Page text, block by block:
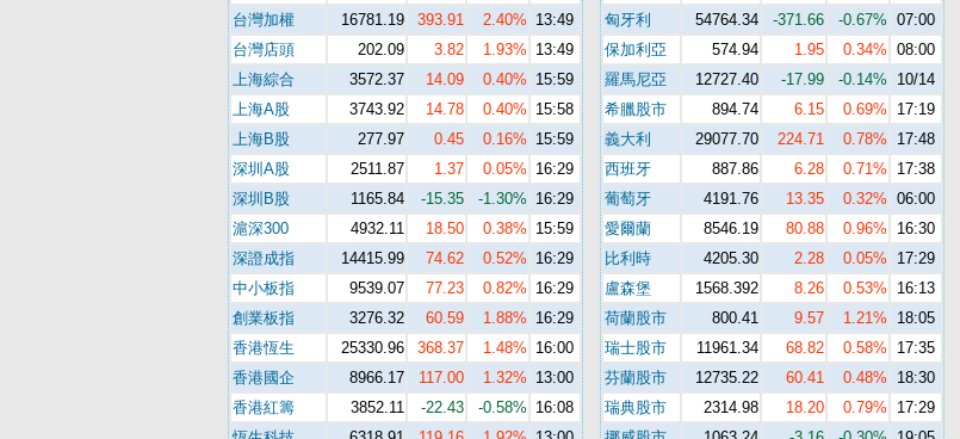
台灣加權
16781.19 393.91 2.40% 13:49
台灣店頭
202.09 3.82 1.93% 13:49
上海綜合
3572.37 14.09 0.40% 15:59
上海A股
3743.92 14.78 0.40% 15:58
上海B股
277.97 0.45 0.16% 15:59
深圳A股
2511.87 1.37 0.05% 16:29
深圳B股
1165.84 -15.35 -1.30% 16:29
滬深300
4932.11 18.50 0.38% 15:59
深證成指
14415.99 74.62 0.52% 16:29
中小板指
9539.07 77.23 0.82% 16:29
創業板指
3276.32 60.59 1.88% 16:29
香港恆生
25330.96 368.37 1.48% 16:00
香港國企
8966.17 117.00 1.32% 13:00
香港紅籌
3852.11 -22.43 -0.58% 16:08
匈牙利
54764.34 -371.66 -0.67% 07:00
保加利亞
574.94 1.95 0.34% 08:00
羅馬尼亞
12727.40 -17.99 -0.14%
10/14
希臘股市
894.74 6.15 0.69%
17:19
義大利
29077.70 224.71 0.78%
17:48
西班牙
887.86 6.28 0.71%
17:38
葡萄牙
4191.76 13.35 0.32% 06:00
愛爾蘭
8546.19 80.88 0.96%
16:30
比利時
4205.30 2.28 0.05%
17:29
盧森堡
1568.392 8.26 0.53%
16:13
荷蘭股市
800.41 9.57 1.21%
18:05
瑞士股市
11961.34 68.82 0.58%
17:35
芬蘭股市
12735.22 60.41 0.48%
18:30
瑞典股市
2314.98 18.20 0.79%
17:29